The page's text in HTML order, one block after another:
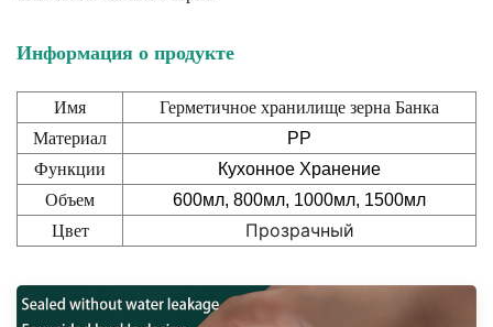
Информация о продукте
Имя Герметичное хранилище зернаБанка
Материал
PP
Функции Кухонное Хранение
Объем 600мл, 800мл, 1000мл, 1500мл
Цвет Прозрачный